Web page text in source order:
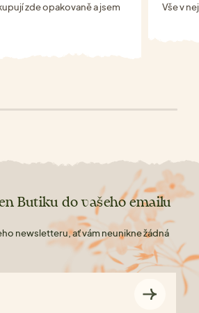
zde opakovaně a jsem
Vše v
Butiku do vašeho emailu
newsletteru, ať vám neunikne žádná